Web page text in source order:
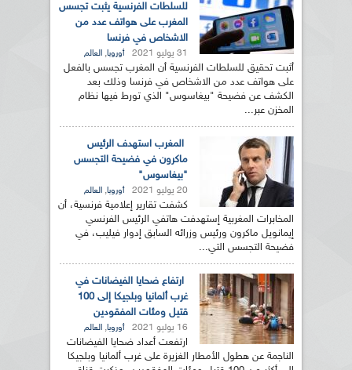
للسلطات الفرنسية يثبت تجسس
المغرب على هواتف عدد من
الاشخاص في فرنسا
31 يوليو 2021 أوروبا, العالم
أثبت تحقيق للسلطات الفرنسية أن المغرب تجسس بالفعل
على هواتف عدد من الاشخاص في فرنسا وذلك بعد
الكشف عن فضيحة "بيغاسوس" الذي تورط فيها نظام
المخزن عبر...
المغرب استهدف الرئيس
ماكرون في فضيحة التجسس
"بيغاسوس"
20 يوليو 2021 أوروبا, العالم
كشفت تقارير إعلامية فرنسية، أن
المخابرات المغربية إستهدفت هاتفي الرئيس الفرنسي
إيمانويل ماكرون ورئيس وزرائه السابق إدوار فيليب، في
فضيحة التجسس التي...
ارتفاع ضحايا الفيضانات في
غرب ألمانيا وبلجيكا إلى 100
قتيل ومئات المفقودين
16 يوليو 2021 أوروبا, العالم
ارتفعت أعداد ضحايا الفيضانات
الناجمة عن هطول الأمطار الغزيرة على غرب ألمانيا وبلجيكا